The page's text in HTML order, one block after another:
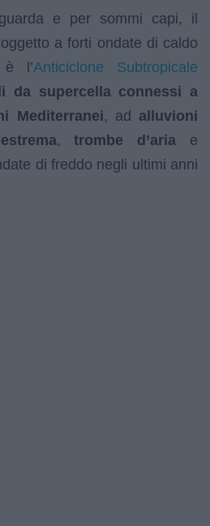
e per sommi capi, il
a forti ondate di caldo
è l’Anticiclone Subtropicale
da supercella connessi a
Mediterranei, ad alluvioni
,trombe d’aria e
di freddo negli ultimi anni